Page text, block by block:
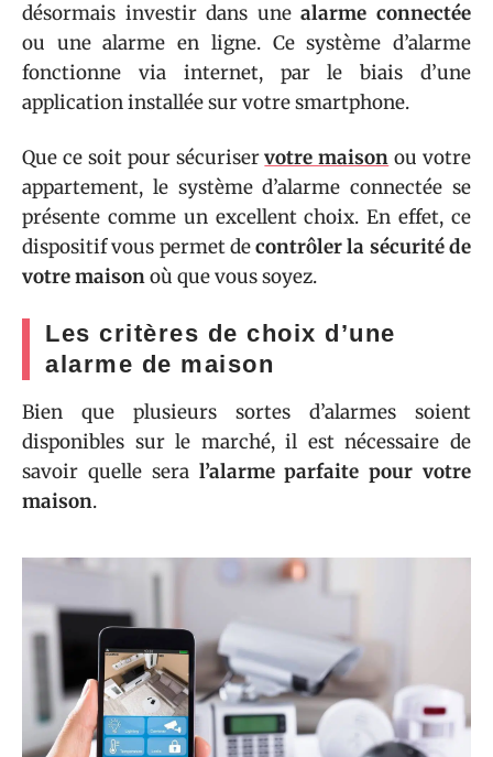
désormais investir dans unealarme connectée
ou une alarme en ligne. Ce système d’alarme
fonctionne via internet, par le biais d’une
application installée sur votre smartphone.
Que ce soit pour sécuriservotre maison ou votre
appartement, le système d’alarme connectée se
présente comme un excellent choix. En effet, ce
dispositif vous permet decontrôler la sécurité de
votre maisonoù que vous soyez.
Les critères de choix d’une
alarme de maison
Bien que plusieurs sortes d’alarmes soient
disponibles sur le marché, il est nécessaire de
savoir quelle sera l’alarme parfaite pour votre
maison.